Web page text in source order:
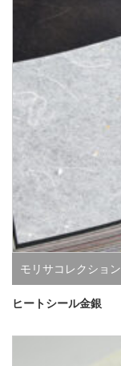
モリサコレクション
ヒートシール金銀